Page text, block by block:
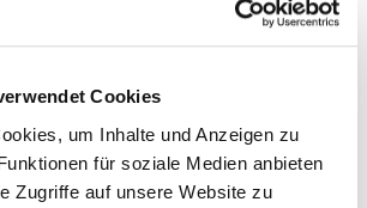
Cookies
um Inhalte und Anzeigen zu
für soziale Medien anbieten
Zugriffe auf unsere Website zu